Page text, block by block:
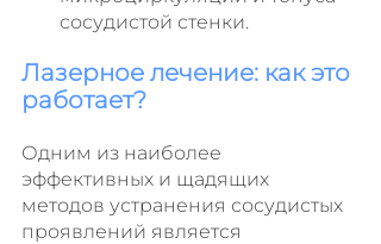
сосудистой стенки.
Лазерное лечение: как это
работает?
Одним из наиболее
эффективных и щадящих
методов устранения сосудистых
проявлений является